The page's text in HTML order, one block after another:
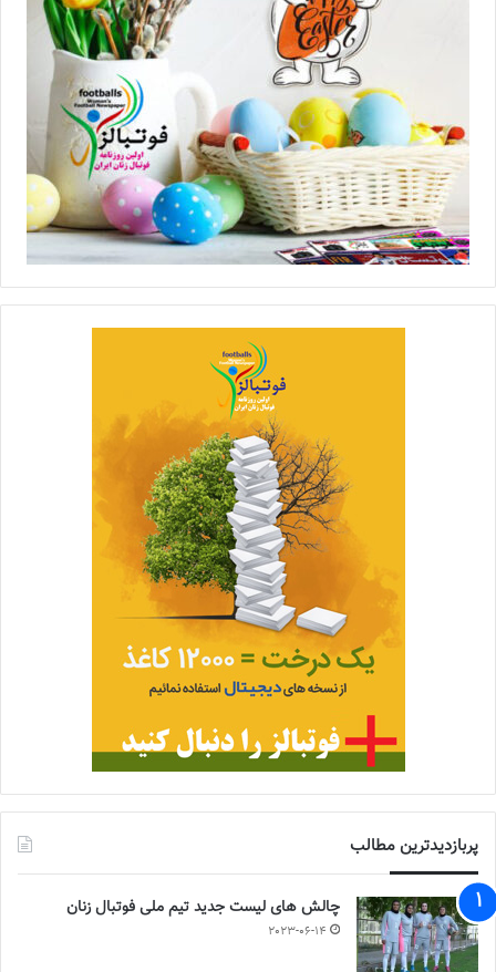
پربازدیدترین مطالب
چالش هاى ليست جدید تيم ملى فوتبال زنان
2023-06-14